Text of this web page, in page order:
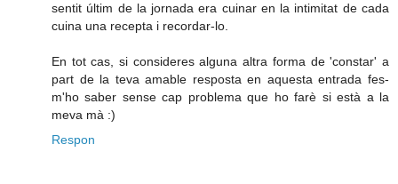
sentit últim de la jornada era cuinar en la intimitat de cada
cuina una recepta i recordar-lo.
En tot cas, si consideres alguna altra forma de 'constar' a
part de la teva amable resposta en aquesta entrada fes-
m'ho saber sense cap problema que ho farè si està a la
meva mà :)
Respon